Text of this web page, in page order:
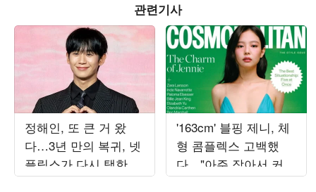
관련기사
정해인, 또 큰 거 왔
다…3년 만의 복귀, 넷
플릭스가 다시 택한 이
유 [TEN피플]
'163cm' 블핑 제니, 체
형 콤플렉스 고백했
다…"아주 작아서 커
보여야 한다는 강박감